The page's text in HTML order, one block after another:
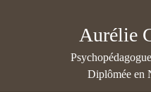
Aurélie
Diplômée en